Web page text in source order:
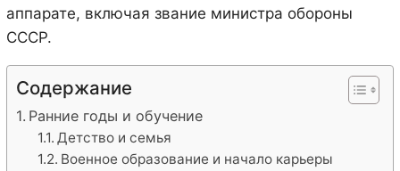
аппарате, включая звание министра обороны
СССР.
Содержание
Ранние годы и обучение
Детство и семья
Военное образование и начало карьеры